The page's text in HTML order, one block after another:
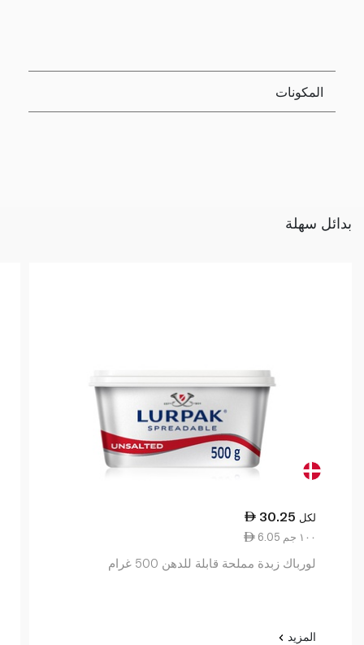
المكونات
بدائل سهلة
30.25 لكل
6.05 ١٠٠ جم
لورباك زبدة مملحة قابلة للدهن 500 غرام
المزيد